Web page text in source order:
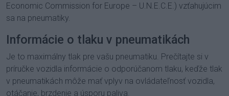
Economic Commission for Europe – U.N.E.C.E.) vzťahujúcim
sa na pneumatiky.
Informácie o tlaku v pneumatikách
Je to maximálny tlak pre vašu pneumatiku. Prečítajte si v
príručke vozidla informácie o odporúčanom tlaku, keďže tlak
v pneumatikách môže mať vplyv na ovládateľnosť vozidla,
otáčanie, brzdenie a úsporu paliva.